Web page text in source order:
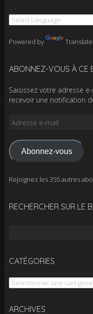
Powered by Translate
ABONNEZ-VOUS À CE
Saisissez votre adresse
recevoir une notification
Adresse
mail
Abonnez-vous
Rejoignez les 355 autres
RECHERCHER SUR LE
CATÉGORIES
Catégories
ARCHIVES
Archives